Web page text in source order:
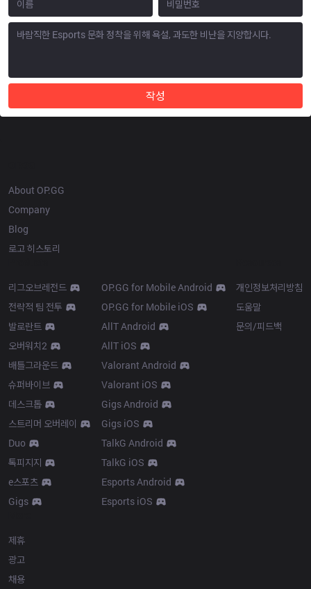
작성
About OP.GG
Company
Blog
로고 히스토리
리그오브레전드
전략적 팀 전투
발로란트
오버워치2
배틀그라운드
슈퍼바이브
데스크톱
스트리머 오버레이
Duo
톡피지지
e스포츠
Gigs
OP.GG for Mobile Android
OP.GG for Mobile iOS
AllT Android
AllT iOS
Valorant Android
Valorant iOS
Gigs Android
Gigs iOS
TalkG Android
TalkG iOS
Esports Android
Esports iOS
개인정보처리방침
도움말
문의/피드백
제휴
광고
채용